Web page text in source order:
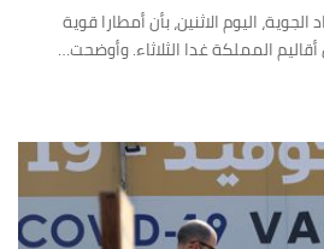
اليوم الاثنين، بأن أمطارا قوية
المملكة غدا الثلاثاء. وأوضحت…